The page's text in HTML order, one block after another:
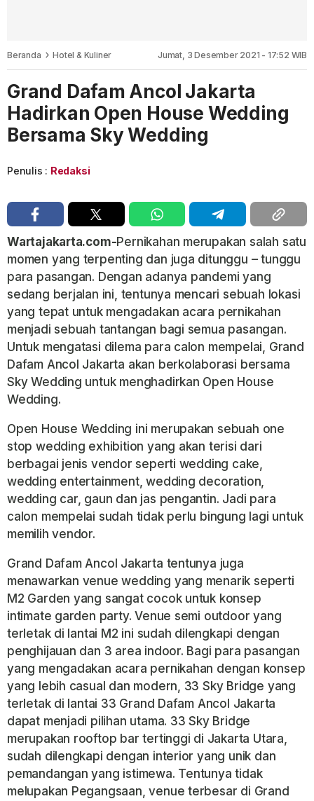
Beranda Hotel & Kuliner Jumat, 3 Desember 2021 - 17:52 WIB
Grand Dafam Ancol Jakarta
Hadirkan Open House Wedding
Bersama Sky Wedding
Penulis : Redaksi
Wartajakarta.com-Pernikahan merupakan salah satu
momen yang terpenting dan juga ditunggu – tunggu
para pasangan. Dengan adanya pandemi yang
sedang berjalan ini, tentunya mencari sebuah lokasi
yang tepat untuk mengadakan acara pernikahan
menjadi sebuah tantangan bagi semua pasangan.
Untuk mengatasi dilema para calon mempelai, Grand
Dafam Ancol Jakarta akan berkolaborasi bersama
Sky Wedding untuk menghadirkan Open House
Wedding.
Open House Wedding ini merupakan sebuah one
stop wedding exhibition yang akan terisi dari
berbagai jenis vendor seperti wedding cake,
wedding entertainment, wedding decoration,
wedding car, gaun dan jas pengantin. Jadi para
calon mempelai sudah tidak perlu bingung lagi untuk
memilih vendor.
Grand Dafam Ancol Jakarta tentunya juga
menawarkan venue wedding yang menarik seperti
M2 Garden yang sangat cocok untuk konsep
intimate garden party. Venue semi outdoor yang
terletak di lantai M2 ini sudah dilengkapi dengan
penghijauan dan 3 area indoor. Bagi para pasangan
yang mengadakan acara pernikahan dengan konsep
yang lebih casual dan modern, 33 Sky Bridge yang
terletak di lantai 33 Grand Dafam Ancol Jakarta
dapat menjadi pilihan utama. 33 Sky Bridge
merupakan rooftop bar tertinggi di Jakarta Utara,
sudah dilengkapi dengan interior yang unik dan
pemandangan yang istimewa. Tentunya tidak
melupakan Pegangsaan, venue terbesar di Grand